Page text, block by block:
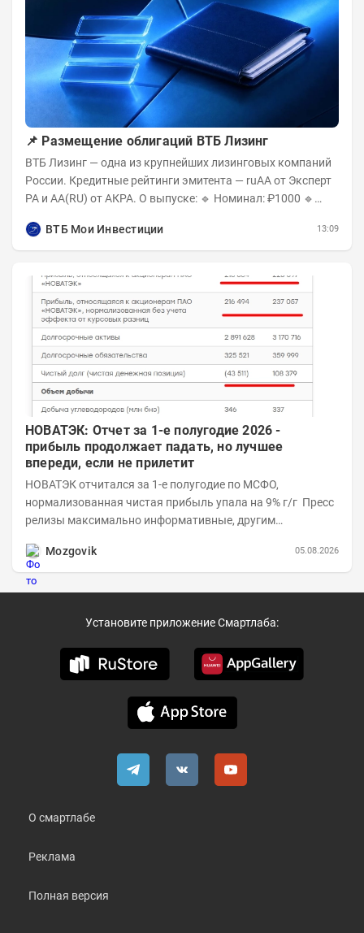
📌 Размещение облигаций ВТБ Лизинг
ВТБ Лизинг — одна из крупнейших лизинговых компаний
России. Кредитные рейтинги эмитента — ruAA от Эксперт
РА и AA(RU) от АКРА. О выпуске: 🔹 Номинал: ₽1000 🔹
ВТБ Мои Инвестиции
13:09
НОВАТЭК: Отчет за 1-е полугодие 2026 -
прибыль продолжает падать, но лучшее
впереди, если не прилетит
НОВАТЭК отчитался за 1-е полугодие по МСФО,
нормализованная чистая прибыль упала на 9% г/г Пресс
релизы максимально информативные, другим
Mozgovik
05.08.2026
Установите приложение Смартлаба:
О смартлабе
Реклама
Полная версия